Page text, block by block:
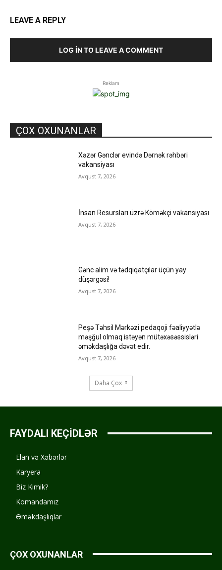
LEAVE A REPLY
LOG IN TO LEAVE A COMMENT
Reklam
ÇOX OXUNANLAR
Xəzər Gənclər evində Dərnək rəhbəri
vakansiyası
Avqust 7, 2026
İnsan Resursları üzrə Köməkçi vakansiyası
Avqust 7, 2026
Gənc alim və tədqiqatçılar üçün yay
düşərgəsi!
Avqust 7, 2026
Peşə Təhsil Mərkəzi pedaqoji fəaliyyətlə
məşğul olmaq istəyən mütəxəsəssisləri
əməkdaşlığa dəvət edir.
Avqust 7, 2026
Daha Çox
FAYDALI KEÇİDLƏR
Elan və Xəbərlər
Karyera
Biz Kimik?
Komandamız
Əməkdaşlıqlar
ÇOX OXUNANLAR